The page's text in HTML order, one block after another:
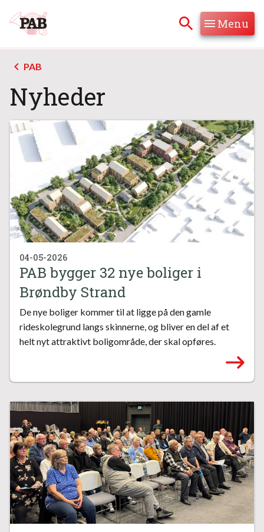
Hop til indhold
Hop til søgning Menu
PAB
Nyheder
04-05-2026
PAB bygger 32 nye boliger i
Brøndby Strand
De nye boliger kommer til at ligge på den gamle
rideskolegrund langs skinnerne, og bliver en del af et
helt nyt attraktivt boligområde, der skal opføres.